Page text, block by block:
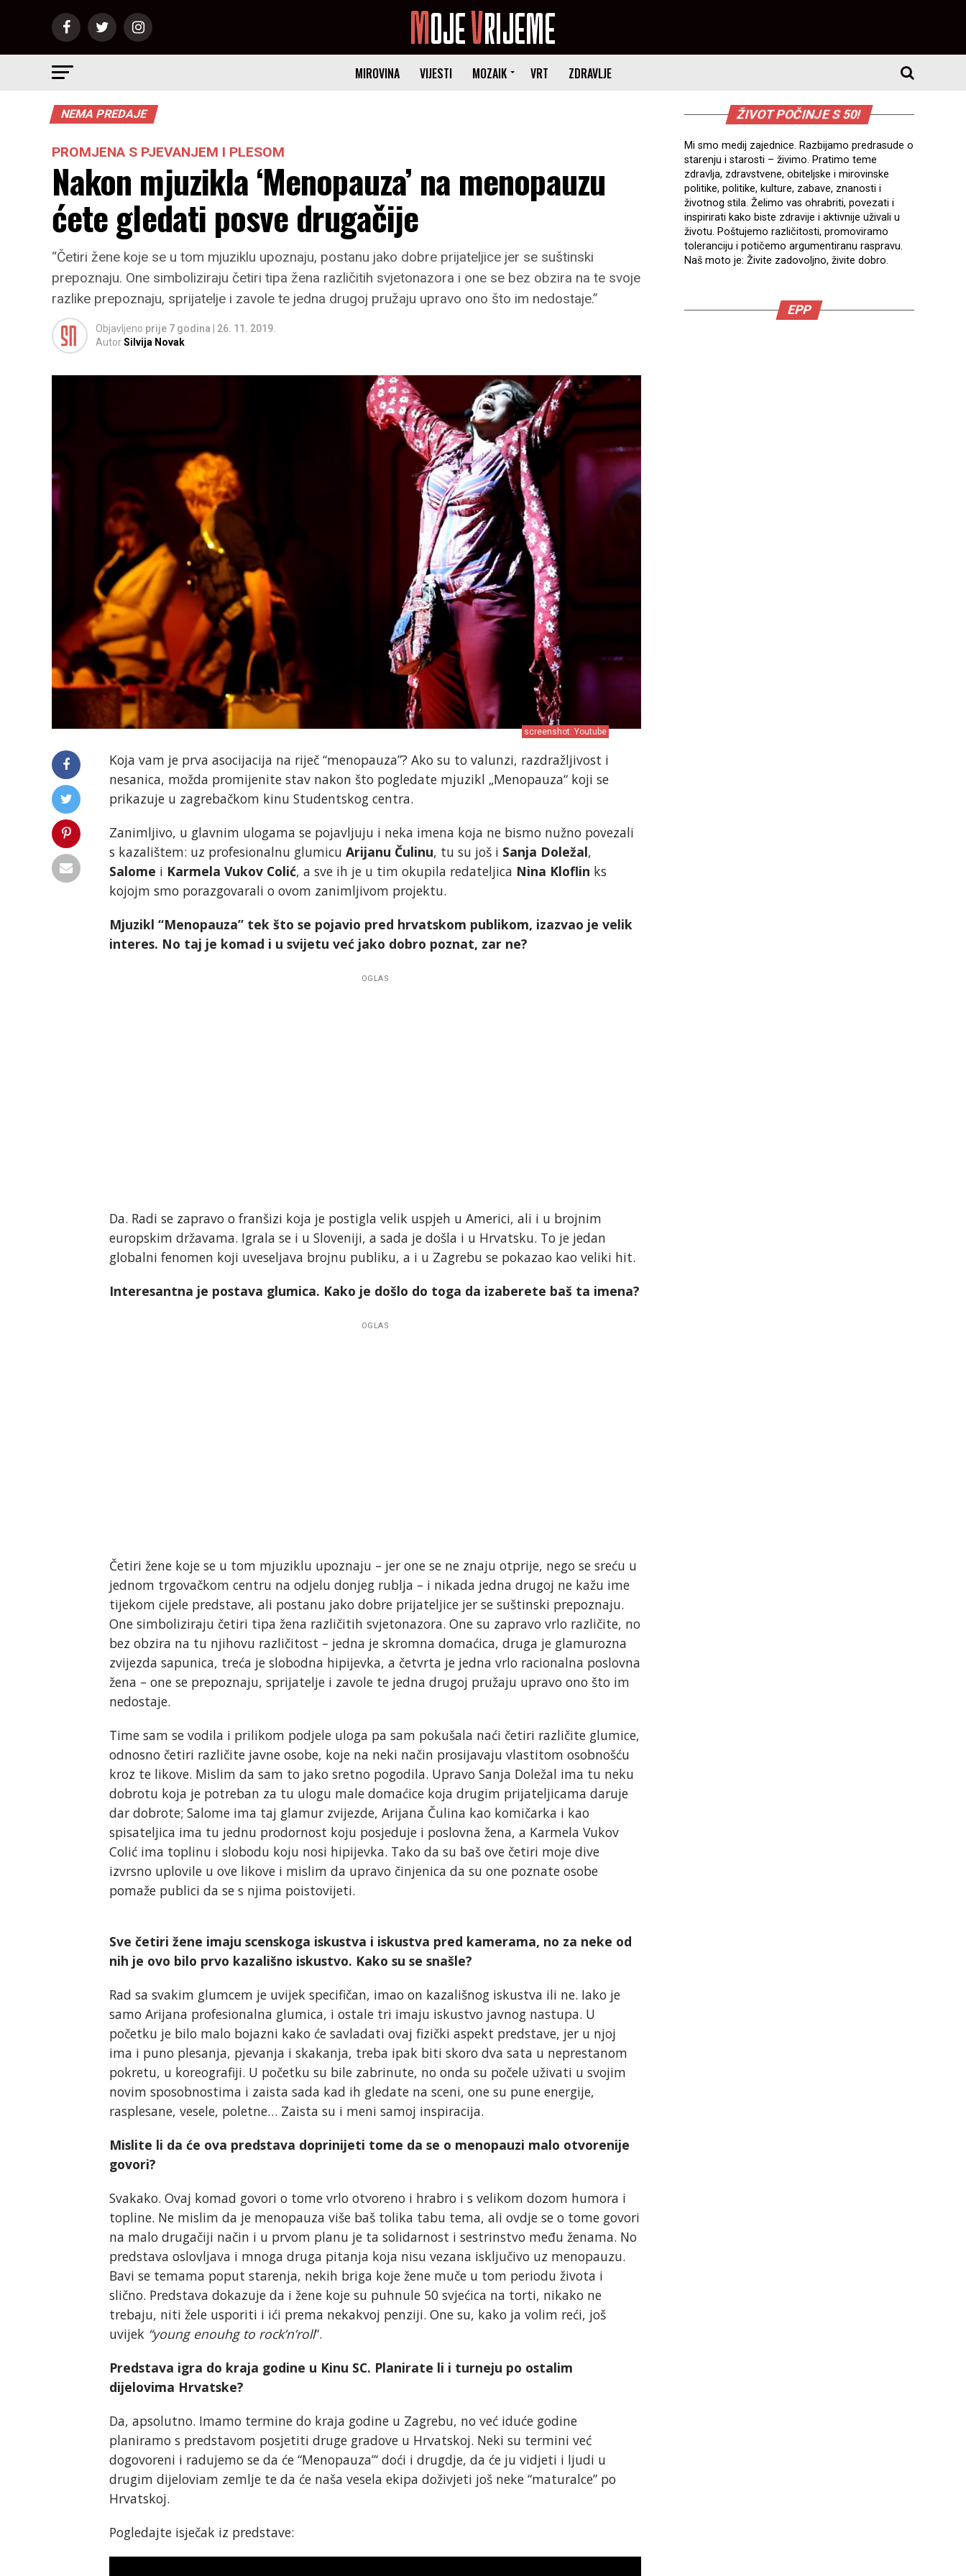
MIROVINA VIJESTI MOZAIK VRT ZDRAVLJE
NEMA PREDAJE
PROMJENA S PJEVANJEM I PLESOM
Nakon mjuzikla ‘Menopauza’ na menopauzu
ćete gledati posve drugačije
“Četiri žene koje se u tom mjuziklu upoznaju, postanu jako dobre prijateljice jer se suštinski
prepoznaju. One simboliziraju četiri tipa žena različitih svjetonazora i one se bez obzira na te svoje
razlike prepoznaju, sprijatelje i zavole te jedna drugoj pružaju upravo ono što im nedostaje.”
Objavljeno prije 7 godina
26. 11. 2019.
AutorSilvija Novak
screenshot: Youtube
Koja vam je prva asocijacija na riječ “menopauza”? Ako su to valunzi, razdražljivost i
nesanica, možda promijenite stav nakon što pogledate mjuzikl „Menopauza“ koji se
prikazuje u zagrebačkom kinu Studentskog centra.
Zanimljivo, u glavnim ulogama se pojavljuju i neka imena koja ne bismo nužno povezali
s kazalištem: uz profesionalnu glumicu Arijanu Čulinu, tu su još i Sanja Doležal,
Salome i Karmela Vukov Colić, a sve ih je u tim okupila redateljica Nina Kloflin ks
kojojm smo porazgovarali o ovom zanimljivom projektu.
Mjuzikl “Menopauza” tek što se pojavio pred hrvatskom publikom, izazvao je velik
interes. No taj je komad i u svijetu već jako dobro poznat, zar ne?
OGLAS
Da. Radi se zapravo o franšizi koja je postigla velik uspjeh u Americi, ali i u brojnim
europskim državama. Igrala se i u Sloveniji, a sada je došla i u Hrvatsku. To je jedan
globalni fenomen koji uveseljava brojnu publiku, a i u Zagrebu se pokazao kao veliki hit.
Interesantna je postava glumica. Kako je došlo do toga da izaberete baš ta imena?
OGLAS
Četiri žene koje se u tom mjuziklu upoznaju – jer one se ne znaju otprije, nego se sreću u
jednom trgovačkom centru na odjelu donjeg rublja – i nikada jedna drugoj ne kažu ime
tijekom cijele predstave, ali postanu jako dobre prijateljice jer se suštinski prepoznaju.
One simboliziraju četiri tipa žena različitih svjetonazora. One su zapravo vrlo različite, no
bez obzira na tu njihovu različitost – jedna je skromna domaćica, druga je glamurozna
zvijezda sapunica, treća je slobodna hipijevka, a četvrta je jedna vrlo racionalna poslovna
žena – one se prepoznaju, sprijatelje i zavole te jedna drugoj pružaju upravo ono što im
nedostaje.
Time sam se vodila i prilikom podjele uloga pa sam pokušala naći četiri različite glumice,
odnosno četiri različite javne osobe, koje na neki način prosijavaju vlastitom osobnošću
kroz te likove. Mislim da sam to jako sretno pogodila. Upravo Sanja Doležal ima tu neku
dobrotu koja je potreban za tu ulogu male domaćice koja drugim prijateljicama daruje
dar dobrote; Salome ima taj glamur zvijezde, Arijana Čulina kao komičarka i kao
spisateljica ima tu jednu prodornost koju posjeduje i poslovna žena, a Karmela Vukov
Colić ima toplinu i slobodu koju nosi hipijevka. Tako da su baš ove četiri moje dive
izvrsno uplovile u ove likove i mislim da upravo činjenica da su one poznate osobe
pomaže publici da se s njima poistovijeti.
Sve četiri žene imaju scenskoga iskustva i iskustva pred kamerama, no za neke od
nih je ovo bilo prvo kazališno iskustvo. Kako su se snašle?
Rad sa svakim glumcem je uvijek specifičan, imao on kazališnog iskustva ili ne. Iako je
samo Arijana profesionalna glumica, i ostale tri imaju iskustvo javnog nastupa. U
početku je bilo malo bojazni kako će savladati ovaj fizički aspekt predstave, jer u njoj
ima i puno plesanja, pjevanja i skakanja, treba ipak biti skoro dva sata u neprestanom
pokretu, u koreografiji. U početku su bile zabrinute, no onda su počele uživati u svojim
novim sposobnostima i zaista sada kad ih gledate na sceni, one su pune energije,
rasplesane, vesele, poletne… Zaista su i meni samoj inspiracija.
Mislite li da će ova predstava doprinijeti tome da se o menopauzi malo otvorenije
govori?
Svakako. Ovaj komad govori o tome vrlo otvoreno i hrabro i s velikom dozom humora i
topline. Ne mislim da je menopauza više baš tolika tabu tema, ali ovdje se o tome govori
na malo drugačiji način i u prvom planu je ta solidarnost i sestrinstvo među ženama. No
predstava oslovljava i mnoga druga pitanja koja nisu vezana isključivo uz menopauzu.
Bavi se temama poput starenja, nekih briga koje žene muče u tom periodu života i
slično. Predstava dokazuje da i žene koje su puhnule 50 svjećica na torti, nikako ne
trebaju, niti žele usporiti i ići prema nekakvoj penziji. One su, kako ja volim reći, još
uvijek “young enouhg to rock’n’roll“.
Predstava igra do kraja godine u Kinu SC. Planirate li i turneju po ostalim
dijelovima Hrvatske?
Da, apsolutno. Imamo termine do kraja godine u Zagrebu, no već iduće godine
planiramo s predstavom posjetiti druge gradove u Hrvatskoj. Neki su termini već
dogovoreni i radujemo se da će “Menopauza”‘ doći i drugdje, da će ju vidjeti i ljudi u
drugim dijeloviam zemlje te da će naša vesela ekipa doživjeti još neke “maturalce” po
Hrvatskoj.
Pogledajte isječak iz predstave:
ŽIVOT POČINJE S 50!
Mi smo medij zajednice. Razbijamo predrasude o
starenju i starosti – živimo. Pratimo teme
zdravlja, zdravstvene, obiteljske i mirovinske
politike, politike, kulture, zabave, znanosti i
životnog stila. Želimo vas ohrabriti, povezati i
inspirirati kako biste zdravije i aktivnije uživali u
životu. Poštujemo različitosti, promoviramo
toleranciju i potičemo argumentiranu raspravu.
Naš moto je: Živite zadovoljno, živite dobro.
EPP